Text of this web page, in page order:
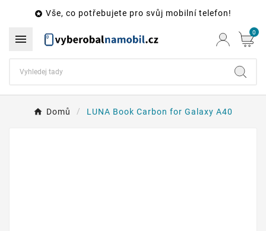
 Vše, co potřebujete pro svůj mobilní telefon!
 0
Domů LUNA Book Carbon for Galaxy A40